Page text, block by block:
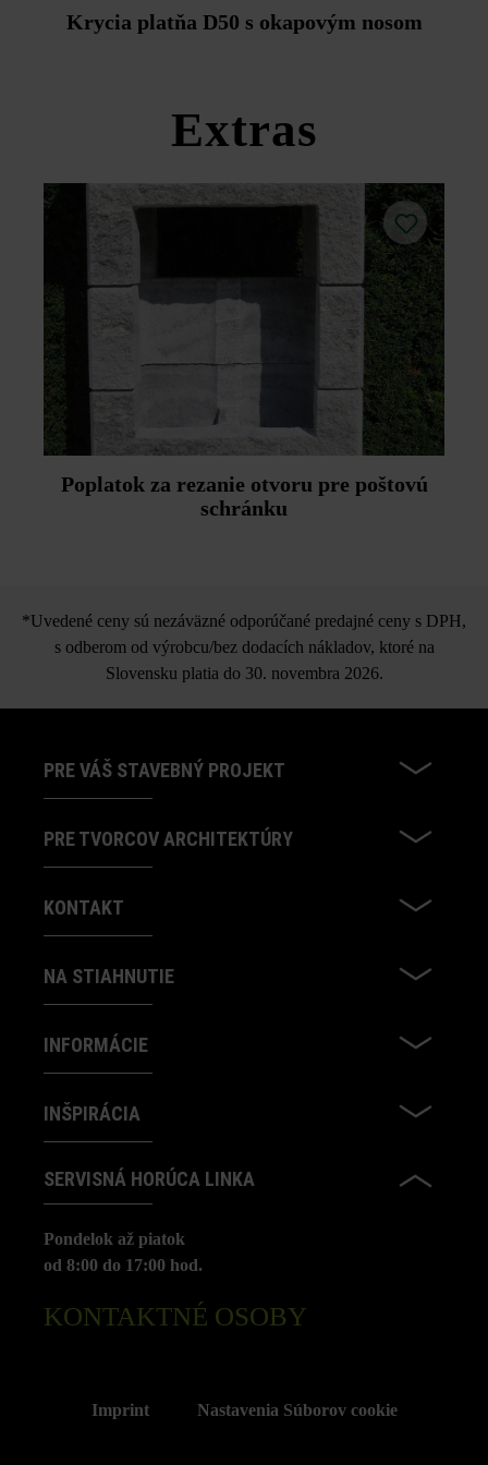
Duoprotect DP30 (paralelná dodávka je možná za
príplatok).
Krycia platňa D50 s okapovým nosom
Extras
Poplatok za rezanie otvoru pre poštovú
schránku
*Uvedené ceny sú nezáväzné odporúčané predajné ceny s DPH,
s odberom od výrobcu/bez dodacích nákladov, ktoré na
Slovensku platia do 30. novembra 2026.
PRE VÁŠ STAVEBNÝ PROJEKT
PRE TVORCOV ARCHITEKTÚRY
KONTAKT
NA STIAHNUTIE
INFORMÁCIE
INŠPIRÁCIA
SERVISNÁ HORÚCA LINKA
Pondelok až piatok
od 8:00 do 17:00 hod.
KONTAKTNÉ OSOBY
Imprint Nastavenia Súborov cookie